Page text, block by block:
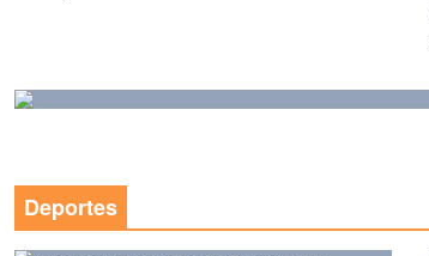
Deportes